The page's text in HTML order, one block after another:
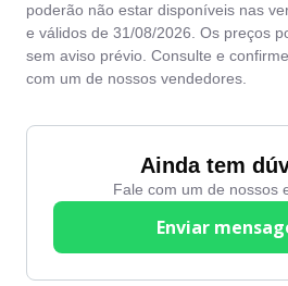
poderão não estar disponíveis nas
e válidos de 31/08/2026. Os preços
sem aviso prévio. Consulte e
com um de nossos vendedores.
Ainda tem
Fale com um de nossos
Enviar